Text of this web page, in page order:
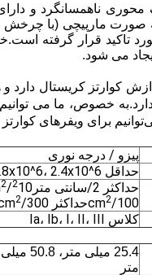
محوری ناهمسانگرد و
مارپیچی (با چرخش
تاکید قرار گرفته
می شود.
کوارتز کریستال دارد و
کوارتز 4 اینچی تا 0.1 میلی‌متر پولیش دهیم.
پیزو / درجه نوری
حداقل 1.8x10^6، 2.4x10^6 تا 3.0x10^6 (استانداردهای IEC)
حداکثر 2/سانتی متر 210/cm
2
100/cm
2 حداکثر 300/cm 2
کلاس Ia، Ib، I، II، III
متر